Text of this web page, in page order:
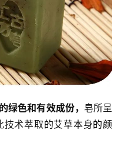
绿色和有效成份， 皂所呈
术萃取的艾草本身的颜